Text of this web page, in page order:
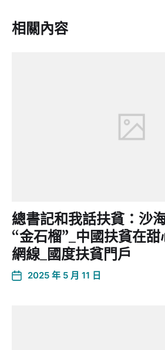
相關內容
總書記和我話扶貧：沙
“金石榴”_中國扶貧在
網線_國度扶貧門戶
2025 年 5 月 11 日